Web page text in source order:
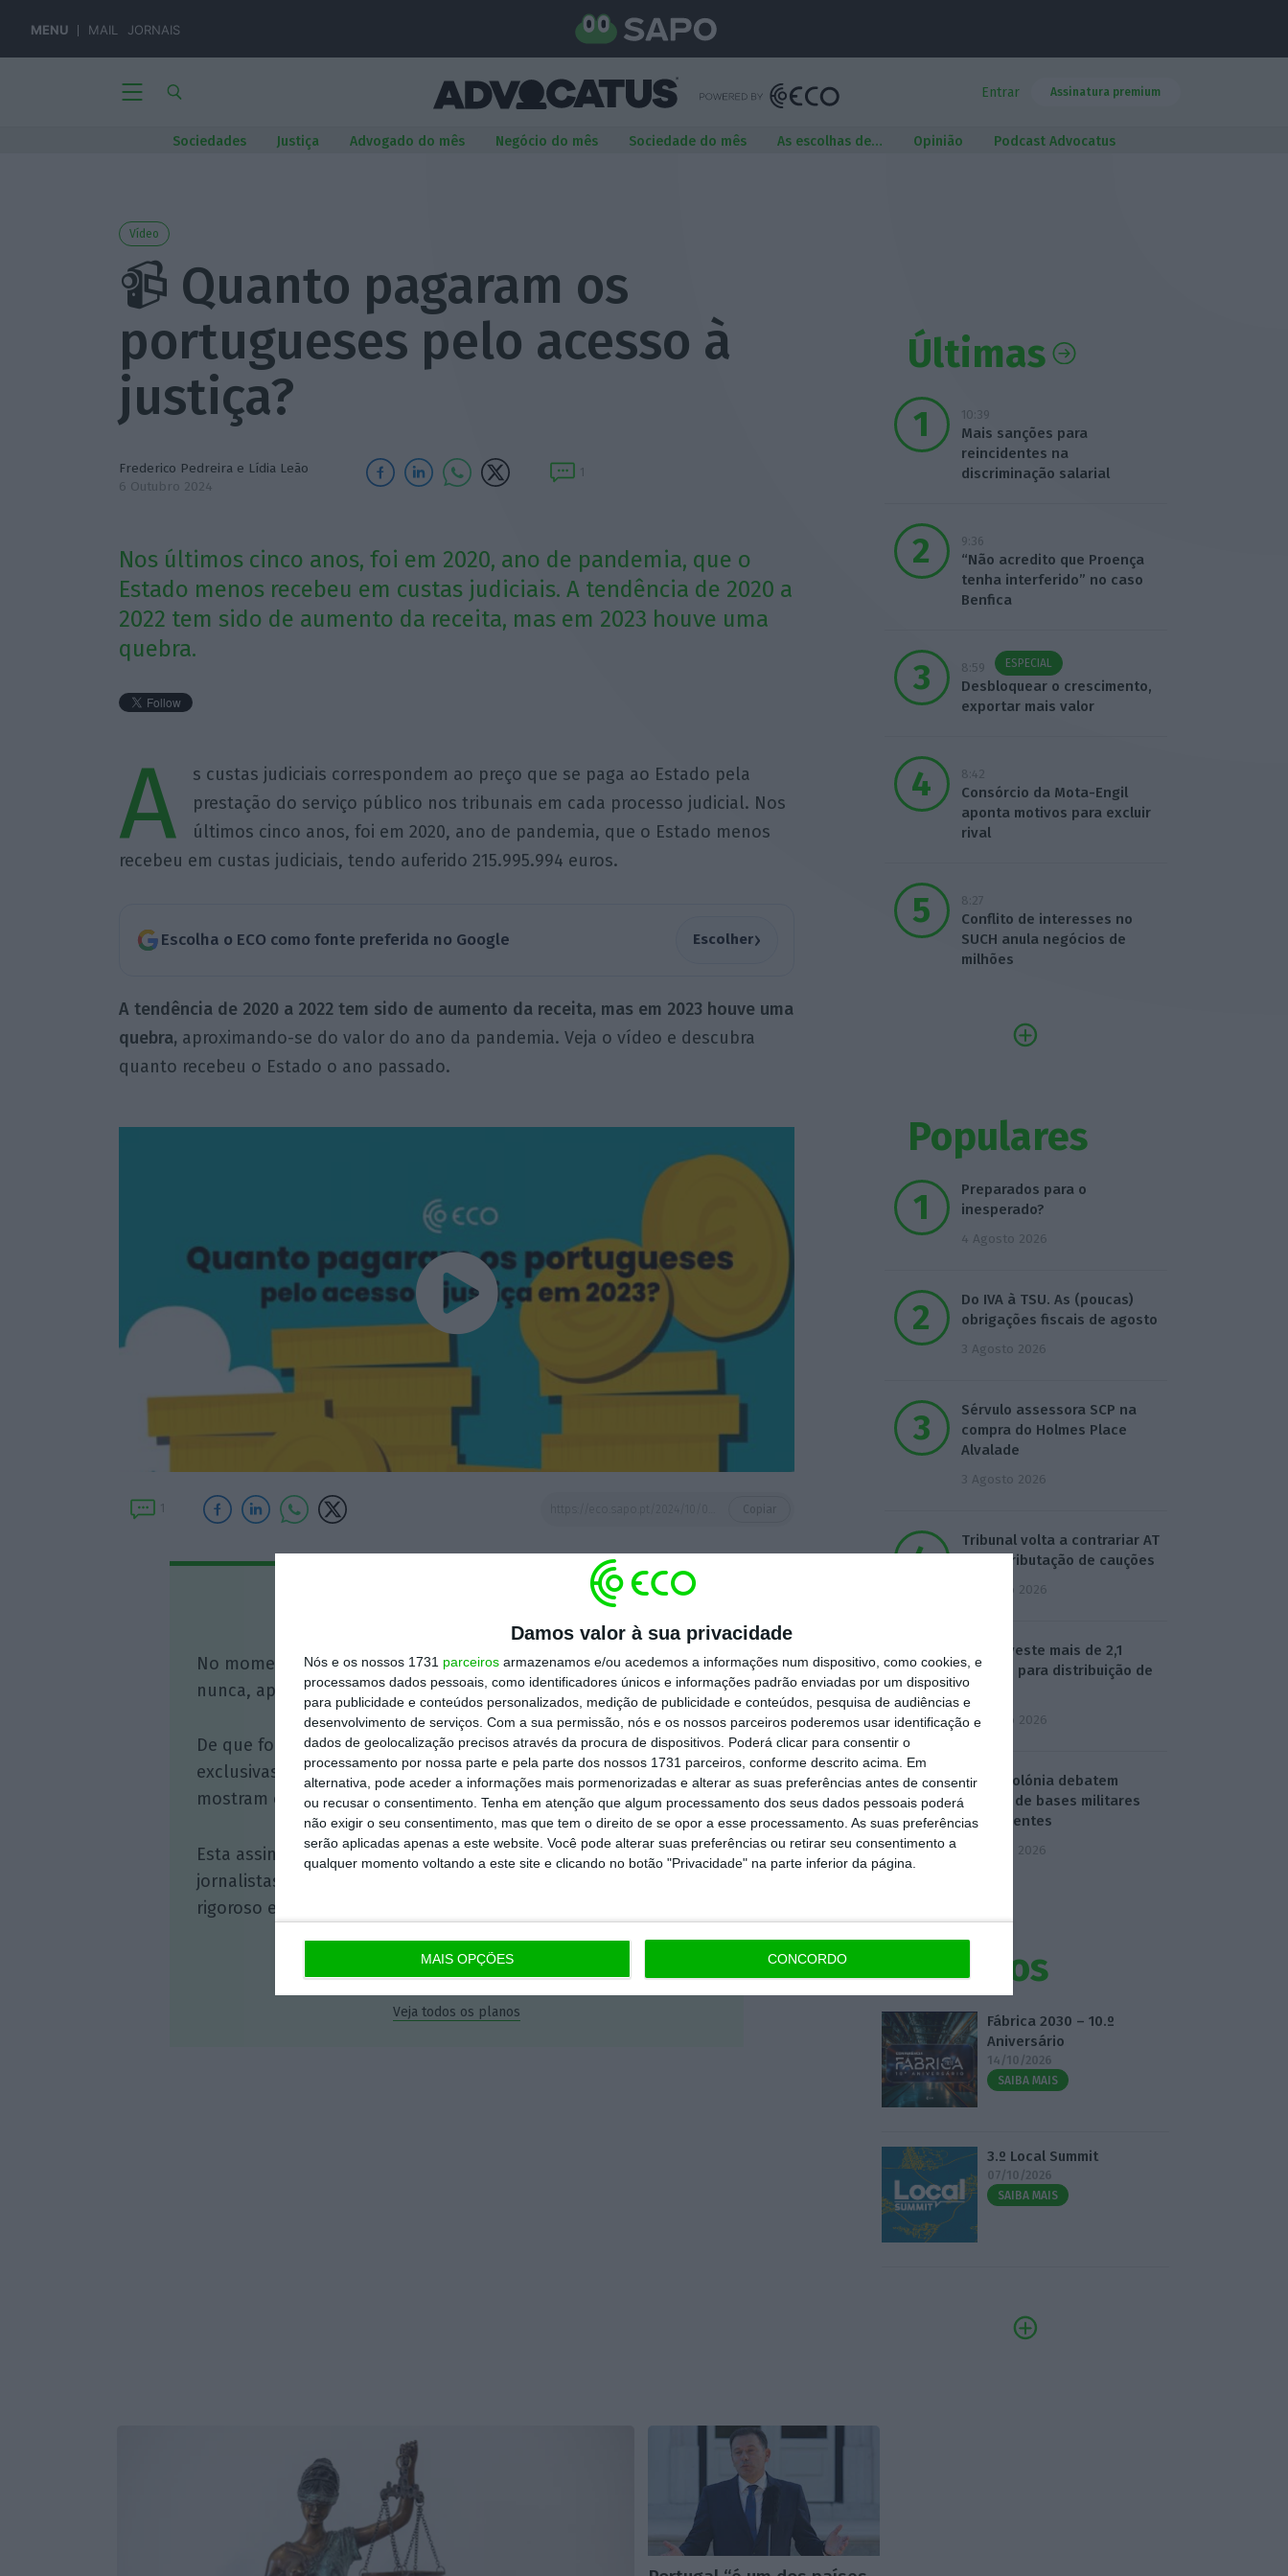
Damos valor à sua privacidade
Nós e os nossos 1731 parceiros armazenamos e/ou acedemos a informações num dispositivo, como cookies, e
processamos dados pessoais, como identificadores únicos e informações padrão enviadas por um dispositivo
para publicidade e conteúdos personalizados, medição de publicidade e conteúdos, pesquisa de audiências e
desenvolvimento de serviços. Com a sua permissão, nós e os nossos parceiros poderemos usar identificação e
dados de geolocalização precisos através da procura de dispositivos. Poderá clicar para consentir o
processamento por nossa parte e pela parte dos nossos 1731 parceiros, conforme descrito acima. Em
alternativa, pode aceder a informações mais pormenorizadas e alterar as suas preferências antes de consentir
ou recusar o consentimento. Tenha em atenção que algum processamento dos seus dados pessoais poderá
não exigir o seu consentimento, mas que tem o direito de se opor a esse processamento. As suas preferências
serão aplicadas apenas a este website. Você pode alterar suas preferências ou retirar seu consentimento a
qualquer momento voltando a este site e clicando no botão "Privacidade" na parte inferior da página.
MAIS OPÇÕES CONCORDO
MENU MAIL JORNAIS
Entrar Assinatura premium
Sociedades Justiça Advogado do mês Negócio do mês Sociedade do mês As escolhas de… Opinião Podcast Advocatus
Vídeo
📹 Quanto pagaram os
portugueses pelo acesso à
justiça?
Frederico Pedreirae Lídia Leão
6 Outubro 2024
1
Nos últimos cinco anos, foi em 2020, ano de pandemia, que o
Estado menos recebeu em custas judiciais. A tendência de 2020 a
2022 tem sido de aumento da receita, mas em 2023 houve uma
quebra.
A
s custas judiciais correspondem ao preço que se paga ao Estado pela
prestação do serviço público nos tribunais em cada processo judicial. Nos
últimos cinco anos, foi em 2020, ano de pandemia, que o Estado menos
recebeu em custas judiciais, tendo auferido 215.995.994 euros.
Escolha o ECO como fonte preferida no Google Escolher›
A tendência de 2020 a 2022 tem sido de aumento da receita, mas em 2023 houve uma
quebra, aproximando-se do valor do ano da pandemia. Veja o vídeo e descubra
quanto recebeu o Estado o ano passado.
Assine o ECO Premium
No momento em que a informação é mais importante do que
nunca, apoie o jornalismo independente e rigoroso.
De que forma? Assine o ECO Premium e tenha acesso a notícias
exclusivas, à opinião que conta, às reportagens e especiais que
mostram o outro lado da história.
Esta assinatura é uma forma de apoiar o ECO e os seus
jornalistas. A nossa contrapartida é o jornalismo independente,
rigoroso e credível.
Assine já
Veja todos os planos
Últimas
10:39
Mais sanções para
reincidentes na
discriminação salarial
9:36
“Não acredito que Proença
tenha interferido” no caso
Benfica
8:59 ESPECIAL
Desbloquear o crescimento,
exportar mais valor
8:42
Consórcio da Mota-Engil
aponta motivos para excluir
rival
8:27
Conflito de interesses no
SUCH anula negócios de
milhões
Populares
Preparados para o
inesperado?
4 Agosto 2026
Do IVA à TSU. As (poucas)
obrigações fiscais de agosto
3 Agosto 2026
Sérvulo assessora SCP na
compra do Holmes Place
Alvalade
3 Agosto 2026
Tribunal volta a contrariar AT
sobre tributação de cauções
4 Agosto 2026
Beja investe mais de 2,1
milhões para distribuição de
água
4 Agosto 2026
EUA e Polónia debatem
criação de bases militares
permanentes
5 Agosto 2026
Eventos
Fábrica 2030 – 10.º
Aniversário
14/10/2026
SAIBA MAIS
3.º Local Summit
07/10/2026
SAIBA MAIS